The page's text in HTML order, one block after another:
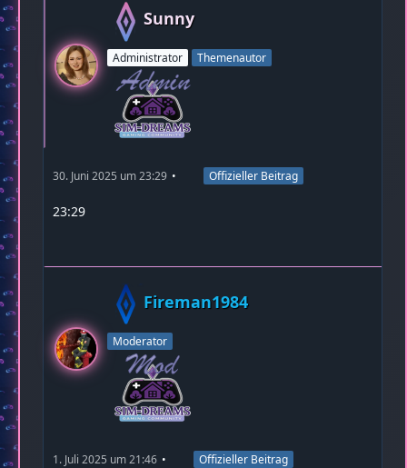
Sunny
Administrator Themenautor
30. Juni 2025 um 23:29 Offizieller Beitrag
23:29
Fireman1984
Moderator
1. Juli 2025 um 21:46 Offizieller Beitrag